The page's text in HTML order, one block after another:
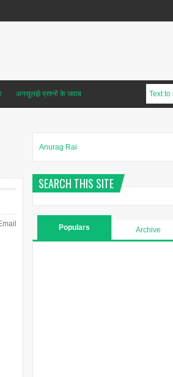
अनसुलझे प्रश्नों के जवाब
Anurag Rai
SEARCH THIS SITE
Populars Archive